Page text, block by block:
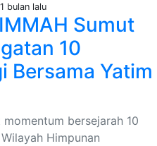
1 bulan lalu
Sumut
10
Bersama Yatim
bersejarah 10
Himpunan